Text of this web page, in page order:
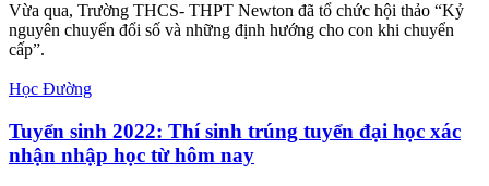
Vừa qua, Trường THCS- THPT Newton đã tổ chức hội thảo “Kỷ
nguyên chuyển đổi số và những định hướng cho con khi chuyển
cấp”.
Học Đường
Tuyển sinh 2022: Thí sinh trúng tuyển đại học xác
nhận nhập học từ hôm nay